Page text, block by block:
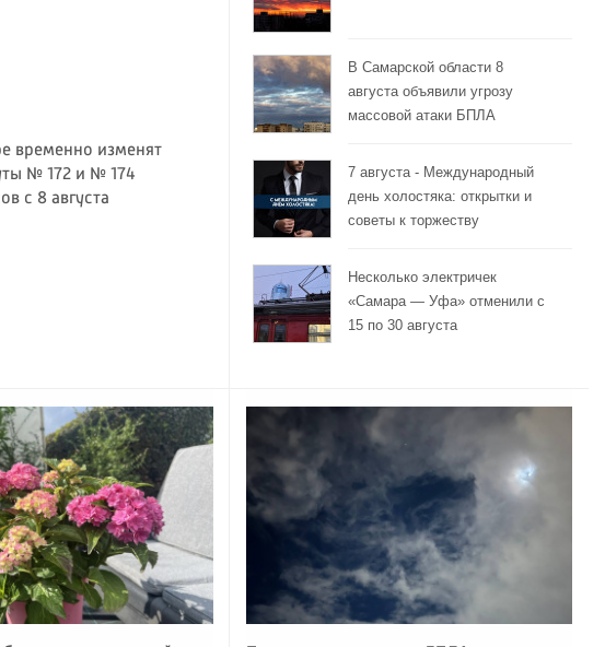
временно изменят
№ 172 и № 174
с 8 августа
В Самарской области 8
августа объявили угрозу
массовой атаки БПЛА
7 августа - Международный
день холостяка: открытки и
советы к торжеству
Несколько электричек
«Самара — Уфа» отменили с
15 по 30 августа